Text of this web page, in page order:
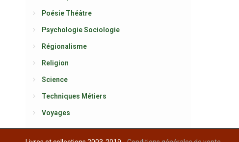
Poésie Théâtre
Psychologie Sociologie
Régionalisme
Religion
Science
Techniques Métiers
Voyages